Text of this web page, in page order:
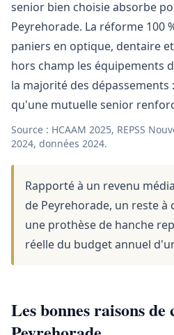
senior bien choisie absorbe
Peyrehorade. La réforme 100
paniers en optique, dentaire
hors champ les équipements
la majorité des dépassements
qu'une mutuelle senior
Source : HCAAM 2025, REPSS
2024, données 2024.
Rapporté à un revenu
de Peyrehorade, un reste à
une prothèse de hanche
réelle du budget annuel
Les bonnes raisons